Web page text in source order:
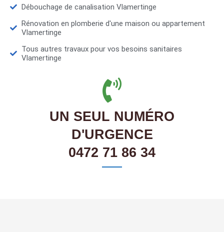
Débouchage de canalisation Vlamertinge
Rénovation en plomberie d'une maison ou appartement
Vlamertinge
Tous autres travaux pour vos besoins sanitaires
Vlamertinge
UN SEUL NUMÉRO
D'URGENCE
0472 71 86 34